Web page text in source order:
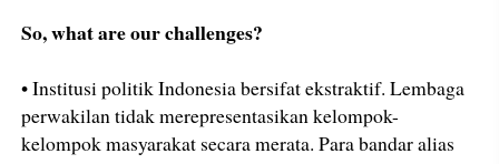
So, what are our challenges?
• Institusi politik Indonesia bersifat ekstraktif. Lembaga
perwakilan tidak merepresentasikan kelompok-
kelompok masyarakat secara merata. Para bandar alias